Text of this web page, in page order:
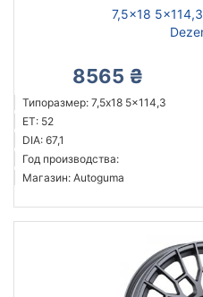
7,5x18 5x114,3
8565 ₴
Типоразмер: 7,5x18 5x114,3
ET: 52
DIA: 67,1
Год производства:
Магазин: Autoguma
Mak
ZF
Flow Forming